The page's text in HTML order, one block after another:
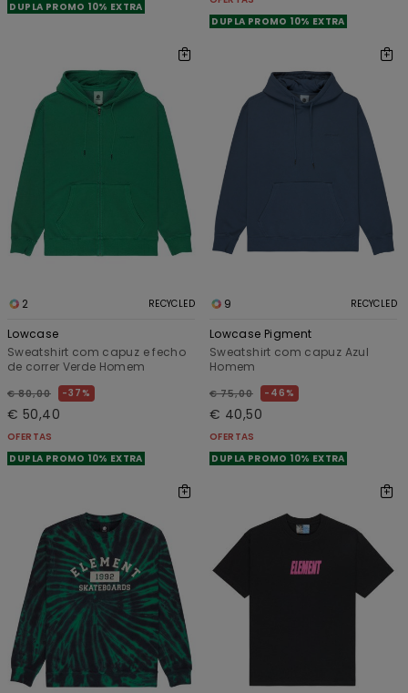
DUPLA PROMO 10% EXTRA
DUPLA PROMO 10% EXTRA
2 RECYCLED
Lowcase
Sweatshirt com capuz e fecho
de correr Verde Homem
€ 80,00 37%
€ 50,40
OFERTAS
DUPLA PROMO 10% EXTRA
9 RECYCLED
Lowcase Pigment
Sweatshirt com capuz Azul
Homem
€ 75,00 46%
€ 40,50
OFERTAS
DUPLA PROMO 10% EXTRA